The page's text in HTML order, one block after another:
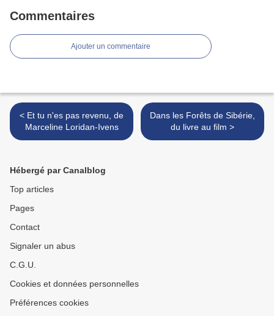
Commentaires
Ajouter un commentaire
< Et tu n'es pas revenu, de
Marceline Loridan-Ivens
Dans les Forêts de Sibérie,
du livre au film >
Hébergé par Canalblog
Top articles
Pages
Contact
Signaler un abus
C.G.U.
Cookies et données personnelles
Préférences cookies